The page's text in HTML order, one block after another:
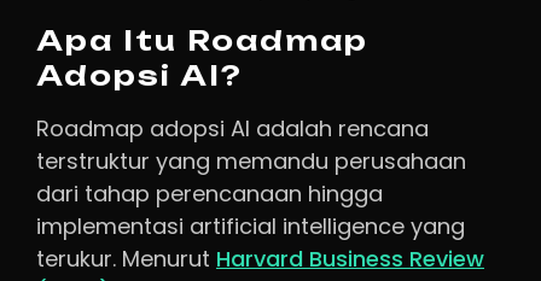
Apa Itu Roadmap
Adopsi AI?
Roadmap adopsi AI adalah rencana
terstruktur yang memandu perusahaan
dari tahap perencanaan hingga
implementasi artificial intelligence yang
terukur. Menurut Harvard Business Review